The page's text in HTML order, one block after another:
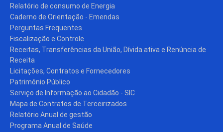
Relatório de consumo de Energia
Caderno de Orientação - Emendas
Perguntas Frequentes
Fiscalização e Controle
Receitas, Transferências da União, Dívida ativa e Renúncia de
Receita
Licitações, Contratos e Fornecedores
Patrimônio Público
Serviço de Informação ao Cidadão - SIC
Mapa de Contratos de Terceirizados
Relatório Anual de gestão
Programa Anual de Saúde